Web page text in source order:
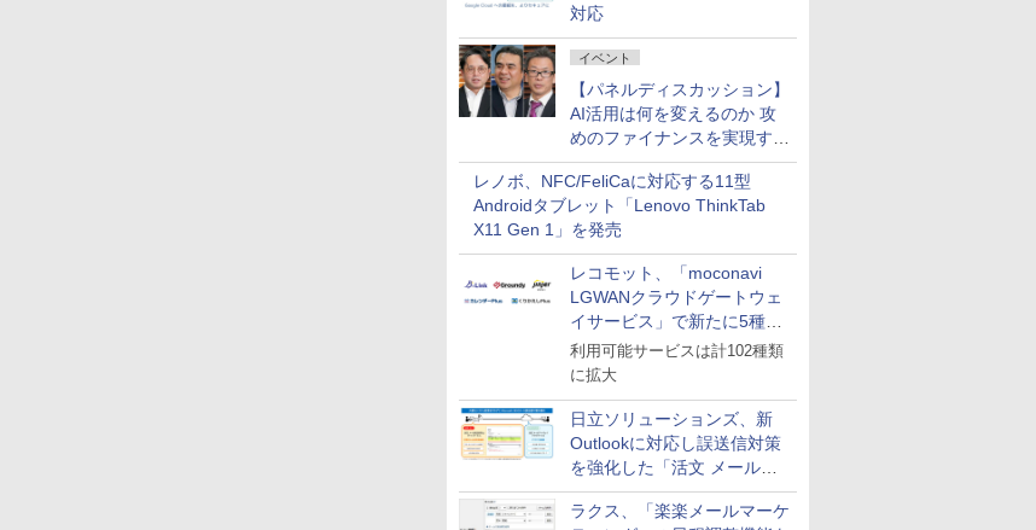
対応
イベント
【パネルディスカッション】
AI活用は何を変えるのか 攻
めのファイナンスを実現する
業務設計とマインドセット変
革
レノボ、NFC/FeliCaに対応する11型
Androidタブレット「Lenovo ThinkTab
X11 Gen 1」を発売
レコモット、「moconavi
LGWANクラウドゲートウェ
イサービス」で新たに5種類
のサービスと連携開始
利用可能サービスは計102種類
に拡大
日立ソリューションズ、新
Outlookに対応し誤送信対策
を強化した「活文 メール誤
送信防止アドインサービス」
を提供
ラクス、「楽楽メールマーケ